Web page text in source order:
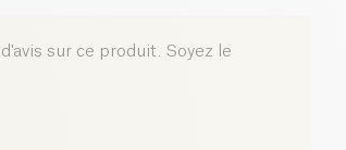
sur ce produit. Soyez le